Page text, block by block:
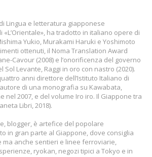
Lingua e letteratura giapponese
«L’Orientale», ha tradotto in italiano opere di
Yukio, Murakami Haruki e Yoshimoto
ottenuti, il Noma Translation Award
Cavour (2008) e l’onorificenza del governo
Levante, Raggi in oro con nastro (2020).
anni direttore dell’Istituto Italiano di
di una monografia su Kawabata,
nel 2007, e del volume Iro iro. Il Giappone tra
Libri, 2018).
blogger, è artefice del popolare
in gran parte al Giappone, dove consiglia
ma anche sentieri e linee ferroviarie,
ryokan, negozi tipici a Tokyo e in